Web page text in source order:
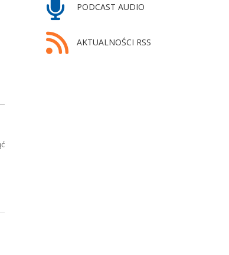
PODCAST AUDIO
AKTUALNOŚCI RSS